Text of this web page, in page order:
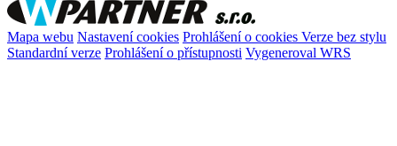
Mapa webu Nastavení cookies Prohlášení o cookies Verze bez stylu
Standardní verze Prohlášení o přístupnosti Vygeneroval WRS